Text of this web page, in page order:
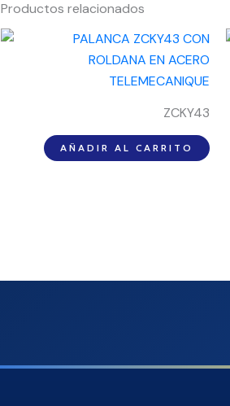
Productos relacionados
ZCKY43
AÑADIR AL CARRITO